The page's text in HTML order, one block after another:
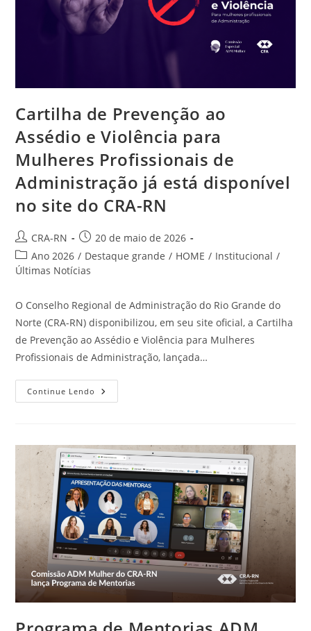
Cartilha de Prevenção ao
Assédio e Violência para
Mulheres Profissionais de
Administração já está disponível
no site do CRA-RN
Autor
do
post:
CRA-RN
Post
publicado:
20 de maio de 2026
Categoria
do
Ano 2026 / Destaque grande / HOME / Institucional /
Últimas Notícias
O Conselho Regional de Administração do Rio Grande do
Norte (CRA-RN) disponibilizou, em seu site oficial, a Cartilha
de Prevenção ao Assédio e Violência para Mulheres
Profissionais de Administração, lançada…
Continue Lendo Cartilha
De
Violência
Para
Mulheres
Profissionais
De
Administração
Já
Está
Disponível
No
Site
Do
CRA-
RN